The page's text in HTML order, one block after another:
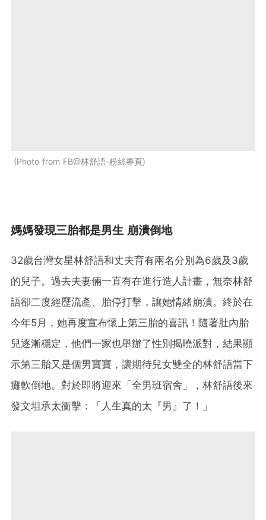
Photo from FB@林舒語-粉絲專頁
媽媽發現三胎都是男生 崩潰倒地
32歲台灣女星林舒語和丈夫育有兩名分別為6歲及3歲
的兒子。過去夫妻倆一直有在進行造人計畫，無奈林舒
語卻二度經歷流產、胎停打擊，讓她情緒崩潰。終於在
今年5月，她再度宣布懷上第三胎的喜訊！隨著肚內胎
兒逐漸穩定，他們一家也舉辦了性別揭曉派對，結果顯
示第三胎又是個男寶寶，讓期待兒女雙全的林舒語當下
癱軟倒地。對於即將迎來「全男班宿舍」，林舒語後來
發文坦承太衝擊：「人生真的太『男』了！」